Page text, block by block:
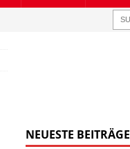
NEUESTE BEITRÄGE